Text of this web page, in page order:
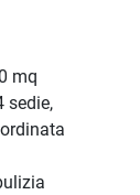
mq
sedie,